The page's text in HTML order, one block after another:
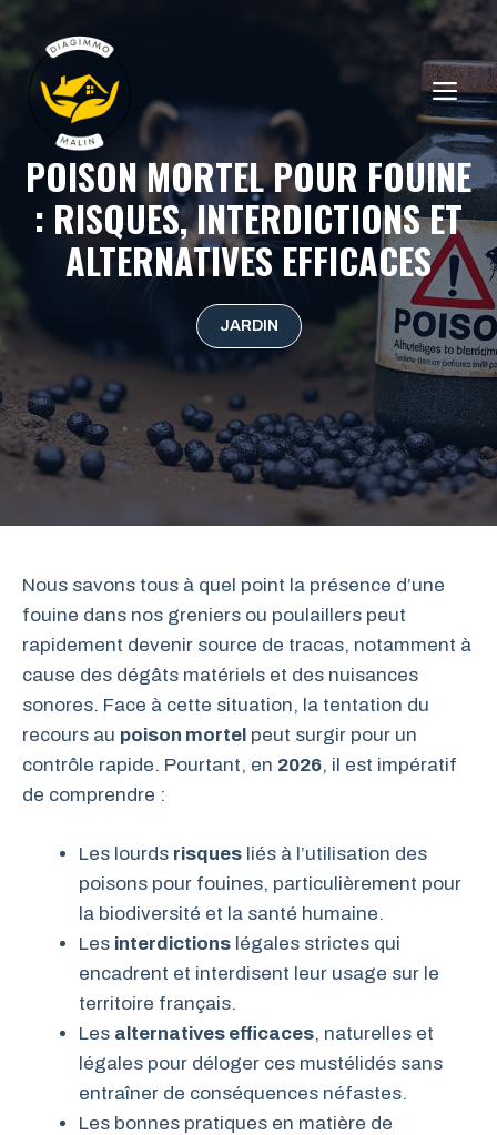
contenu
POISON MORTEL POUR FOUINE
: RISQUES, INTERDICTIONS ET
ALTERNATIVES EFFICACES
JARDIN
Nous savons tous à quel point la présence d’une
fouine dans nos greniers ou poulaillers peut
rapidement devenir source de tracas, notamment à
cause des dégâts matériels et des nuisances
sonores. Face à cette situation, la tentation du
recours au poison mortel peut surgir pour un
contrôle rapide. Pourtant, en 2026, il est impératif
de comprendre :
Les lourds risques liés à l’utilisation des
poisons pour fouines, particulièrement pour
la biodiversité et la santé humaine.
Les interdictions légales strictes qui
encadrent et interdisent leur usage sur le
territoire français.
Les alternatives efficaces, naturelles et
légales pour déloger ces mustélidés sans
entraîner de conséquences néfastes.
Les bonnes pratiques en matière de